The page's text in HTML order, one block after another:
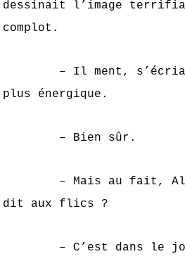
dessinait l’image
complot.
– Il ment, s’écria-t-
plus énergique.
– Bien sûr.
– Mais au fait, Ali,
dit aux flics ?
– C’est dans le